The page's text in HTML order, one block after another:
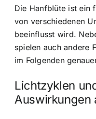
Die Hanfblüte ist ein
von verschiedenen
beeinflusst wird.
spielen auch andere
im Folgenden
Lichtzyklen
Auswirkungen